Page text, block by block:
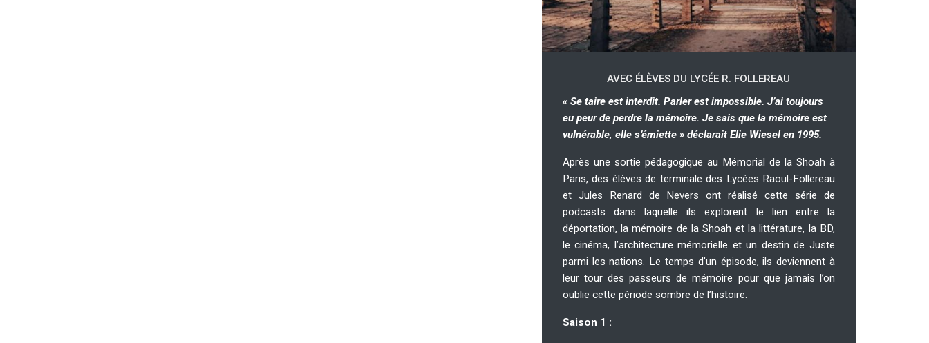
AVEC ÉLÈVES DU LYCÉE R. FOLLEREAU
« Se taire est interdit. Parler est impossible. J’ai toujours
eu peur de perdre la mémoire. Je sais que la mémoire est
vulnérable, elle s’émiette » déclarait Elie Wiesel en 1995.
Après une sortie pédagogique au Mémorial de la Shoah à
Paris, des élèves de terminale des Lycées Raoul-Follereau
et Jules Renard de Nevers ont réalisé cette série de
podcasts dans laquelle ils explorent le lien entre la
déportation, la mémoire de la Shoah et la littérature, la BD,
le cinéma, l’architecture mémorielle et un destin de Juste
parmi les nations. Le temps d’un épisode, ils deviennent à
leur tour des passeurs de mémoire pour que jamais l’on
oublie cette période sombre de l’histoire.
Saison 1 :